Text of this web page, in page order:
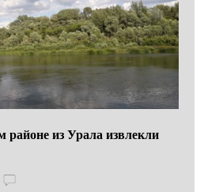
районе из Урала извлекли